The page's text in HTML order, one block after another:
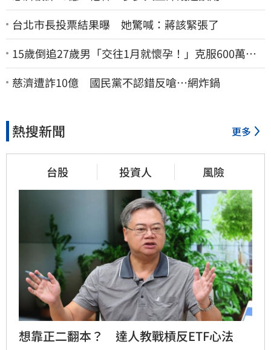
台北市長投票結果曝 她驚喊：蔣該緊張了
15歲倒追27歲男「交往1月就懷孕！」克服600萬債
務 36歲美魔女當阿嬤了
慈濟遭詐10億 國民黨不認錯反嗆⋯網炸鍋
熱搜新聞 更多
台股 投資人 風險
想靠正二翻本？　達人教戰槓反ETF心法